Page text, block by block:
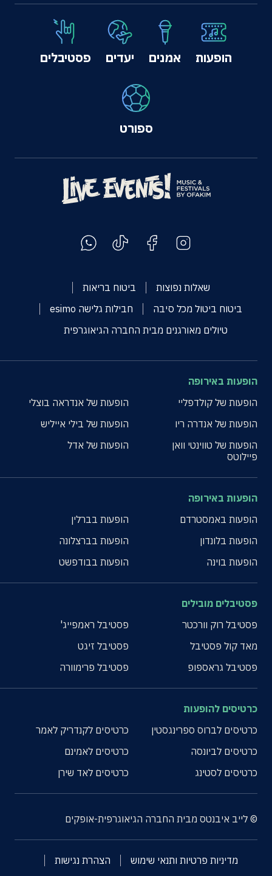
הופעות אמנים יעדים פסטיבלים
ספורט
שאלות נפוצות
ביטוח בריאות
ביטוח ביטול מכל סיבה
חבילות גלישה esimo
טיולים מאורגנים מבית החברה הגיאוגרפית
הופעות באירופה
הופעות של קולדפליי
הופעות של אנדראה בוצלי
הופעות של אנדרה ריו
הופעות של בילי אייליש
הופעות של טווינטי וואן
פיילוטס
הופעות של אדל
הופעות באירופה
הופעות באמסטרדם
הופעות בברלין
הופעות בלונדון
הופעות בברצלונה
הופעות בוינה
הופעות בבודפשט
פסטיבלים מובילים
פסטיבל רוק וורכטר
פסטיבל ראמפייג'
מאד קול פסטיבל
פסטיבל זיגט
פסטיבל גראספופ
פסטיבל פרימוורה
כרטיסים להופעות
כרטיסים לברוס ספרינגסטין
כרטיסים לקנדריק לאמר
כרטיסים לביונסה
כרטיסים לאמינם
כרטיסים לסטינג
כרטיסים לאד שירן
© לייב איבנטס מבית החברה הגיאוגרפית-אופקים
מדיניות פרטיות ותנאי שימוש
הצהרת נגישות